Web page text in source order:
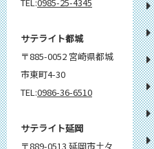
サテライト都城
〒885-0052 宮崎県都城
市東町4-30
TEL:0986-36-6510
サテライト延岡
〒889-0513 延岡市土々